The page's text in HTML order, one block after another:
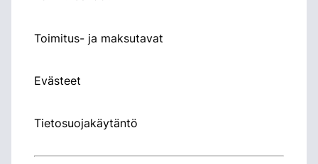
Toimitus- ja maksutavat
Evästeet
Tietosuojakäytäntö